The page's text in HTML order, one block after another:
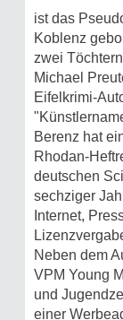
ist das
Koblenz
zwei
Michael
Eifelkrimi-
Berenz hat
Rhodan-
deutschen
sechziger
Internet,
Neben dem
VPM Young
und
einer